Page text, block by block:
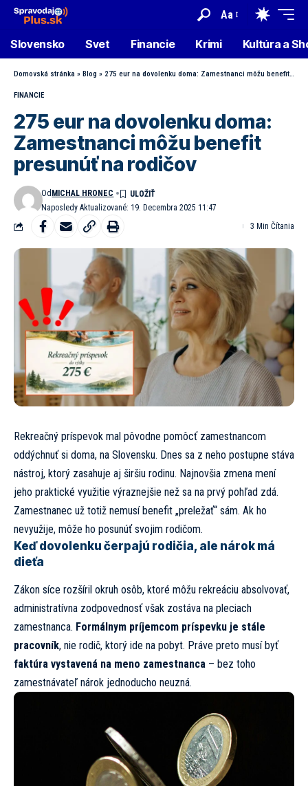
Aa
Slovensko Svet Financie Krimi Kultúra a
Domovská stránka » Blog » 275 eur na dovolenku doma: Zamestnanci môžu benefit presunúť na rodičov
FINANCIE
275 eur na dovolenku doma:
Zamestnanci môžu benefit
presunúť na rodičov
Naposledy Aktualizované: 19. Decembra 2025 11:47
Od MICHAL HRONEC
3 Min Čítania
Rekreačný príspevok mal pôvodne pomôcť zamestnancom
oddýchnuť si doma, na Slovensku. Dnes sa z neho postupne stáva
nástroj, ktorý zasahuje aj širšiu rodinu. Najnovšia zmena mení
jeho praktické využitie výraznejšie než sa na prvý pohľad zdá.
Zamestnanec už totiž nemusí benefit „preležať“ sám. Ak ho
nevyužije, môže ho posunúť svojim rodičom.
Keď dovolenku čerpajú rodičia, ale nárok má
dieťa
Zákon síce rozšíril okruh osôb, ktoré môžu rekreáciu absolvovať,
administratívna zodpovednosť však zostáva na pleciach
zamestnanca. Formálnym príjemcom príspevku je stále
pracovník, nie rodič, ktorý ide na pobyt. Práve preto musí byť
faktúra vystavená na meno zamestnanca – bez toho
zamestnávateľ nárok jednoducho neuzná.